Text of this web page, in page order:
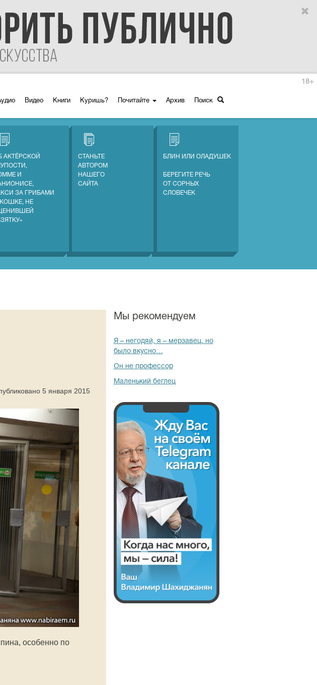
Видео Книги Куришь? Почитайте Архив Поиск
18+
АКТЁРСКОЙ
И
ЗА ГРИБАМИ
НЕ
СТАНЬТЕ
АВТОРОМ
НАШЕГО
САЙТА
БЛИН ИЛИ ОЛАДУШЕК
БЕРЕГИТЕ РЕЧЬ
ОТ СОРНЫХ
СЛОВЕЧЕК
5 января 2015
особенно по
Мы рекомендуем
Я – негодяй, я – мерзавец, но
было вкусно…
Он не профессор
Маленький беглец